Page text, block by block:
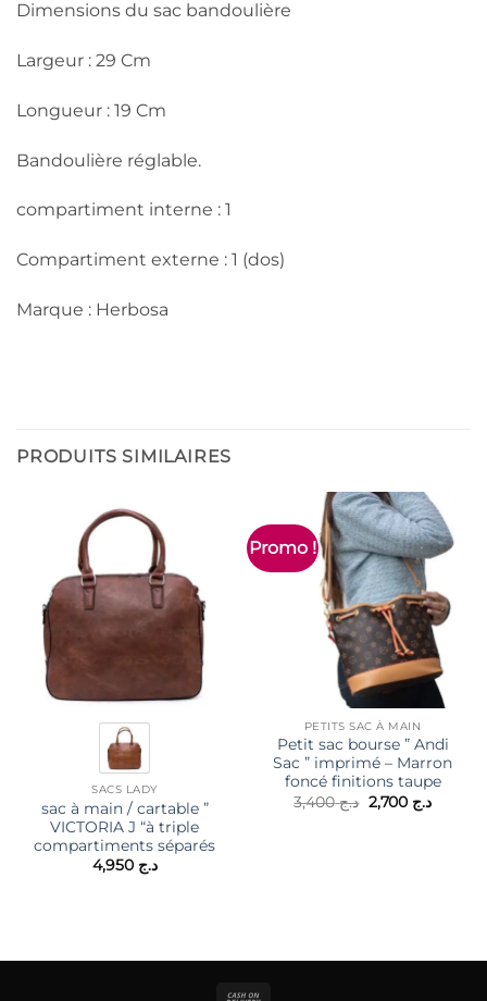
Dimensions du sac bandoulière
Largeur : 29 Cm
Longueur : 19 Cm
Bandoulière réglable.
compartiment interne : 1
Compartiment externe : 1 (dos)
Marque : Herbosa
PRODUITS SIMILAIRES
SACS LADY
sac à main / cartable ”
VICTORIA J “à triple
compartiments séparés
د.ج 4,950
Promo !
PETITS SAC À MAIN
Petit sac bourse ” Andi
Sac ” imprimé – Marron
foncé finitions taupe
د.ج3,400
Le
prix
د.ج 2,700
Le